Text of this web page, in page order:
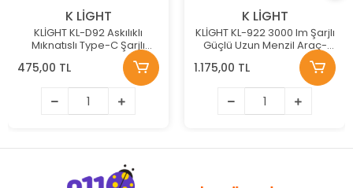
K LİGHT
KLİGHT KL-D92 Askılıklı
Mıknatıslı Type-C Şarjlı
Tamirci ve Kampçılar için el
475,00 TL
K LİGHT
KLİGHT KL-922 3000 lm Şarjlı
Güçlü Uzun Menzil Araç-
Acil Durum LED El Feneri
1.175,00 TL